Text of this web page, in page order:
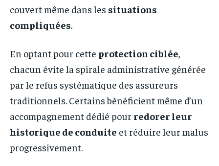
couvert même dans les situations
compliquées.
En optant pour cette protection ciblée
chacun évite la spirale administrative générée
par le refus systématique des assureurs
traditionnels. Certains bénéficient même d’un
accompagnement dédié pour redorer leur
historique de conduite et réduire leur malus
progressivement.